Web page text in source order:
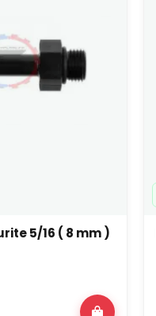
5/16 ( 8 mm )